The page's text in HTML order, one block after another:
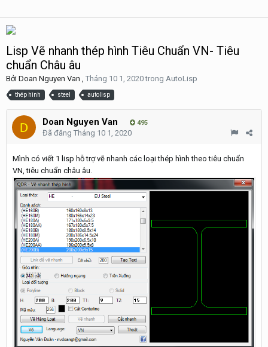
Lisp Vẽ nhanh thép hình Tiêu Chuẩn VN- Tiêu
chuẩn Châu âu
Bởi Doan Nguyen Van , Tháng 10 1, 2020trong AutoLisp
thép hình steel autolisp
Doan Nguyen Van 495
Đã đăng Tháng 10 1, 2020
Mình có viết 1 lisp hỗ trợ vẽ nhanh các loại thép hình theo tiêu chuẩn
VN, tiêu chuẩn châu âu.